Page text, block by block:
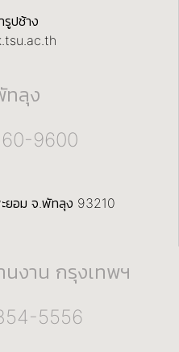
ปช้าง
ทลุง
9600
ยอม จ.พัทลุง 93210
นงาน กรุงเทพฯ
5556